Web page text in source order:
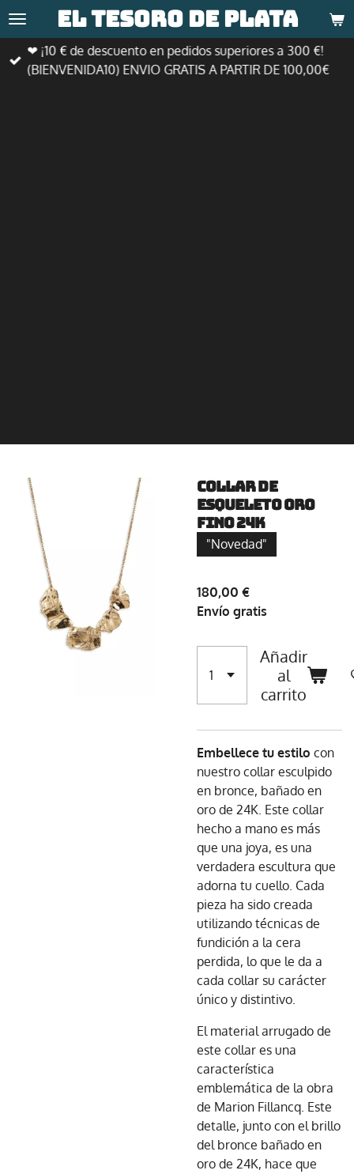
Ir
al
contenido
principal
El tesoro de plata
❤ ¡10 € de descuento en pedidos superiores a 300 €!
(BIENVENIDA10) ENVIO GRATIS A PARTIR DE 100,00€
Collar de
esqueleto Oro
Fino 24K
"Novedad"
180,00 €
Envío gratis
Añadir
al
carrito
Embellece tu estilo con
nuestro collar esculpido
en bronce, bañado en
oro de 24K. Este collar
hecho a mano es más
que una joya, es una
verdadera escultura que
adorna tu cuello. Cada
pieza ha sido creada
utilizando técnicas de
fundición a la cera
perdida, lo que le da a
cada collar su carácter
único y distintivo.
El material arrugado de
este collar es una
característica
emblemática de la obra
de Marion Fillancq. Este
detalle, junto con el brillo
del bronce bañado en
oro de 24K, hace que